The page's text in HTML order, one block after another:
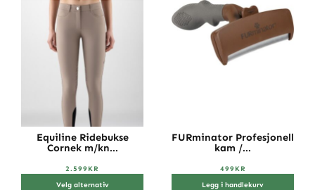
Equiline Ridebukse
Cornek m/kn...
2.599KR
Velg alternativ
FURminator Profesjonell
kam /...
499KR
Legg i handlekurv